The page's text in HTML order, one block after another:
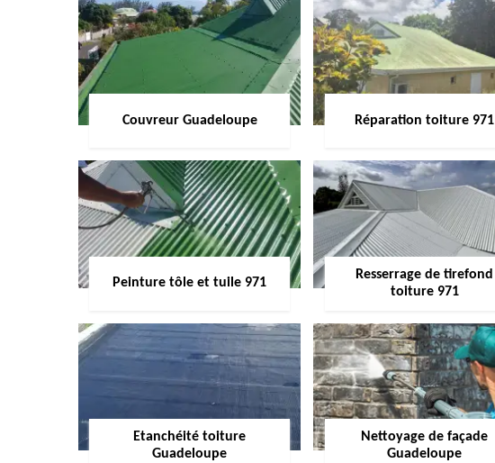
Couvreur Guadeloupe Réparation toiture 971
Peinture tôle et tuile 971
Resserrage de tirefond
toiture 971
Etanchéité toiture
Guadeloupe
Nettoyage de façade
Guadeloupe